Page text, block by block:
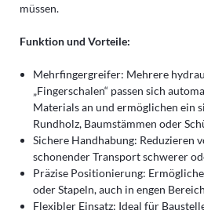
müssen.
Funktion und Vorteile:
Mehrfingergreifer: Mehrere
„Fingerschalen“ passen sich
Materials an und ermöglichen ein
Rundholz, Baumstämmen oder
Sichere Handhabung: Reduzieren
schonender Transport schwerer
Präzise Positionierung:
oder Stapeln, auch in engen
Flexibler Einsatz: Ideal für